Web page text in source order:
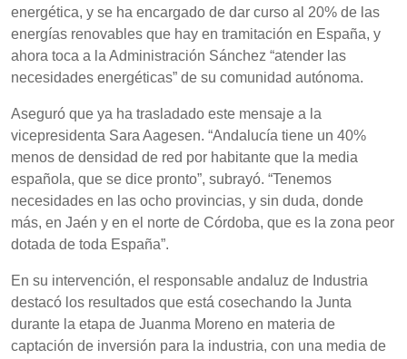
energética, y se ha encargado de dar curso al 20% de las
energías renovables que hay en tramitación en España, y
ahora toca a la Administración Sánchez “atender las
necesidades energéticas” de su comunidad autónoma.
Aseguró que ya ha trasladado este mensaje a la
vicepresidenta Sara Aagesen. “Andalucía tiene un 40%
menos de densidad de red por habitante que la media
española, que se dice pronto”, subrayó. “Tenemos
necesidades en las ocho provincias, y sin duda, donde
más, en Jaén y en el norte de Córdoba, que es la zona peor
dotada de toda España”.
En su intervención, el responsable andaluz de Industria
destacó los resultados que está cosechando la Junta
durante la etapa de Juanma Moreno en materia de
captación de inversión para la industria, con una media de